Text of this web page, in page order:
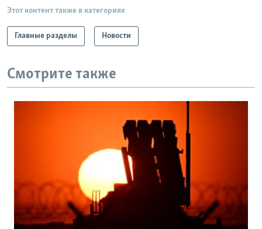
Этот контент также в категориях
Главные разделы Новости
Смотрите также